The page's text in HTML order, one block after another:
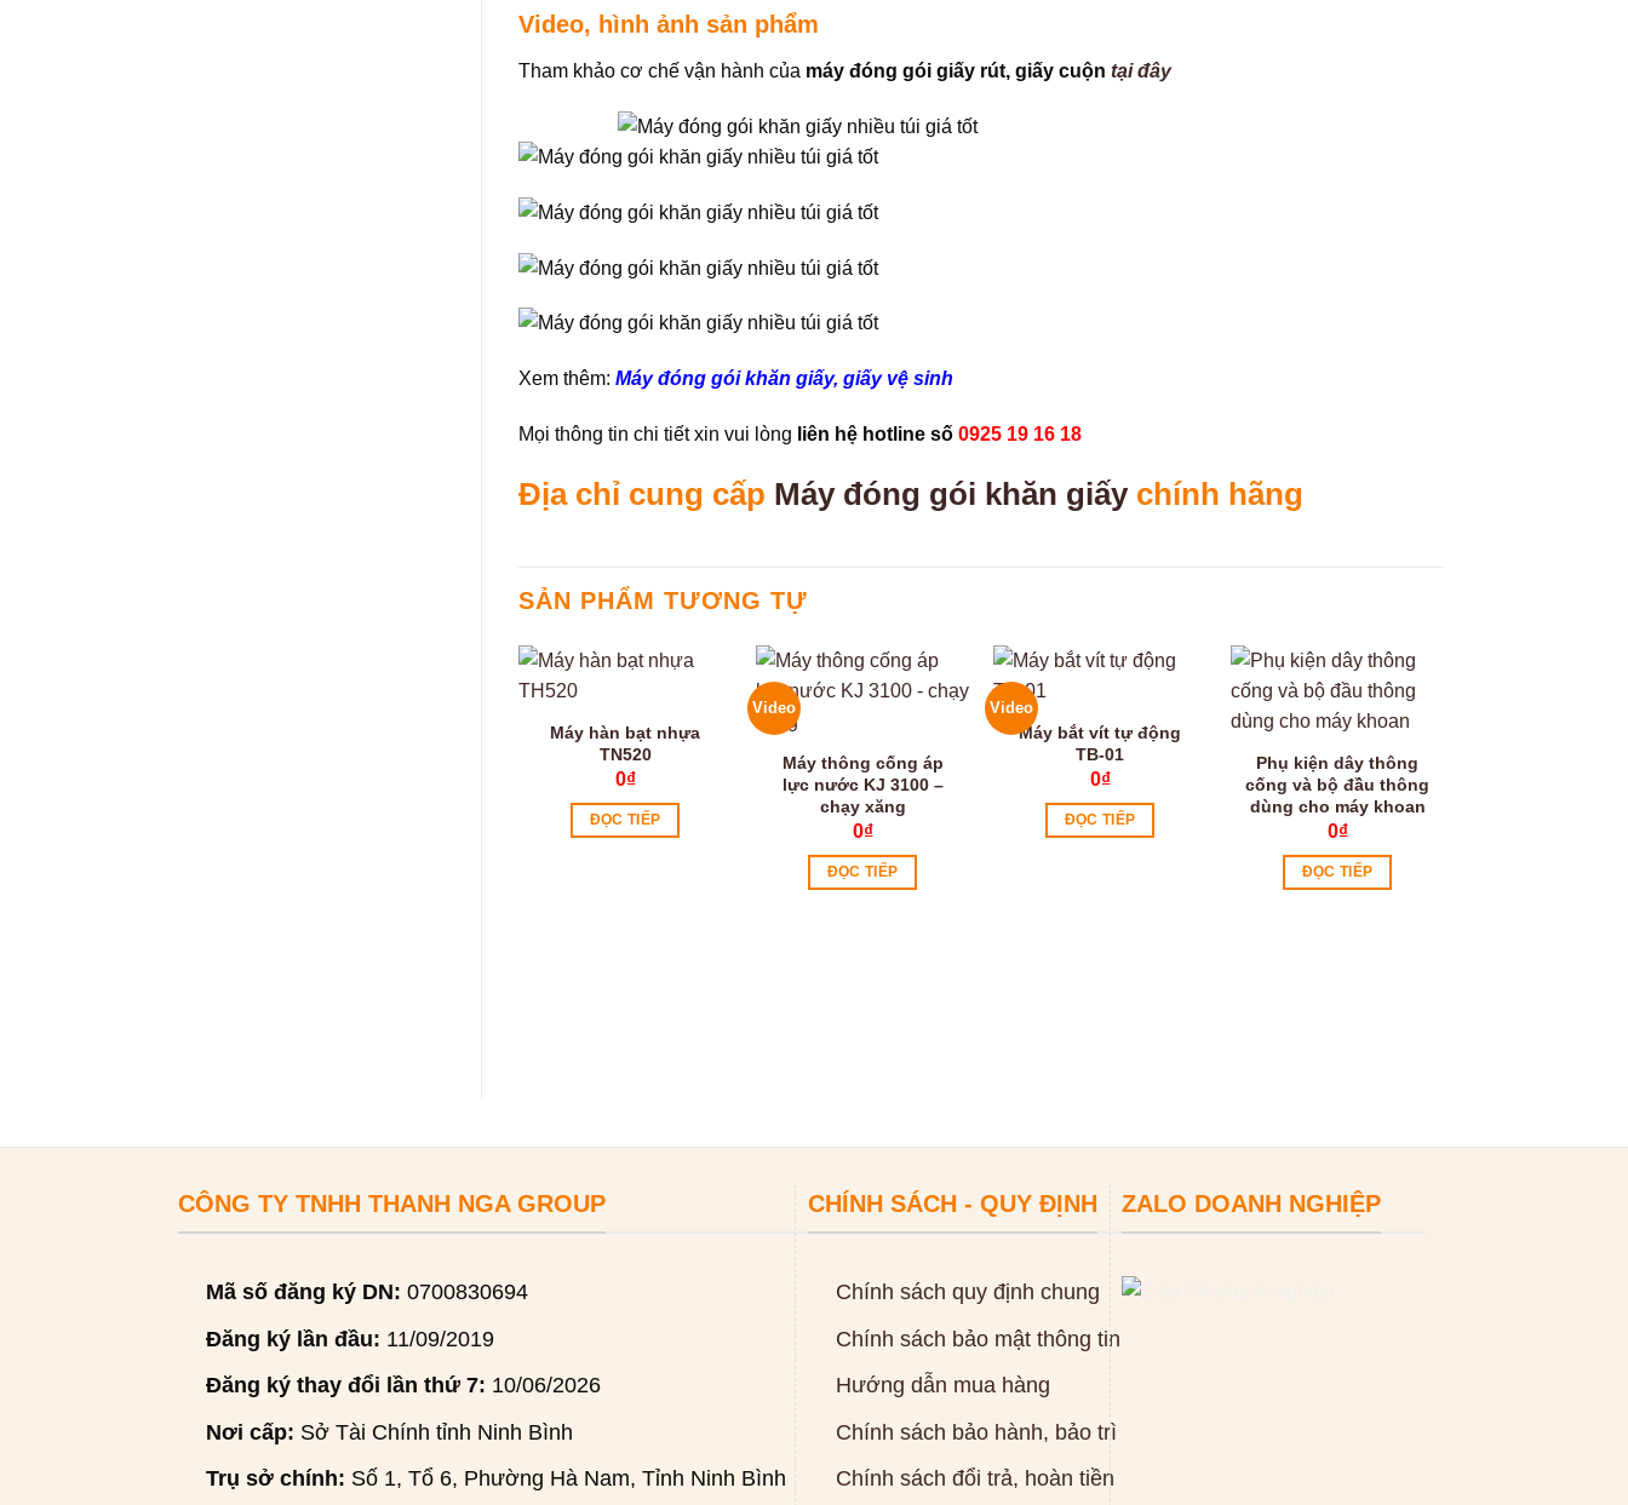
Video, hình ảnh sản phẩm
Tham khảo cơ chế vận hành của máy đóng gói giấy rút, giấy cuộn tại đây
Xem thêm: Máy đóng gói khăn giấy, giấy vệ sinh
Mọi thông tin chi tiết xin vui lòng liên hệ hotline số 0925 19 16 18
Địa chỉ cung cấp Máy đóng gói khăn giấychính hãng
SẢN PHẨM TƯƠNG TỰ
Máy hàn bạt nhựa
TN520
0₫
ĐỌC TIẾP
Video
Máy thông cống áp
lực nước KJ 3100 –
chạy xăng
0₫
ĐỌC TIẾP
Video
Máy bắt vít tự động
TB-01
0₫
ĐỌC TIẾP
Phụ kiện dây thông
cống và bộ đầu thông
dùng cho máy khoan
0₫
ĐỌC TIẾP
CÔNG TY TNHH THANH NGA GROUP
Mã số đăng ký DN: 0700830694
Đăng ký lần đầu: 11/09/2019
Đăng ký thay đổi lần thứ 7: 10/06/2026
Nơi cấp: Sở Tài Chính tỉnh Ninh Bình
Trụ sở chính: Số 1, Tổ 6, Phường Hà Nam, Tỉnh Ninh Bình
CHÍNH SÁCH - QUY ĐỊNH
Chính sách quy định chung
Chính sách bảo mật thông tin
Hướng dẫn mua hàng
Chính sách bảo hành, bảo trì
Chính sách đổi trả, hoàn tiền
ZALO DOANH NGHIỆP